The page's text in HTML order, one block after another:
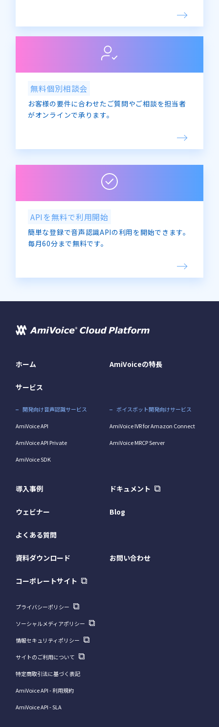
無料個別相談会
お客様の要件に合わせたご質問やご相談を担当者
がオンラインで承ります。
APIを無料で利用開始
簡単な登録で音声認識APIの利用を開始できます。
毎月60分まで無料です。
ホーム AmiVoiceの特長
サービス
開発向け音声認識サービス
AmiVoice API
AmiVoice API Private
AmiVoice SDK
ボイスボット開発向けサービス
AmiVoice IVR for Amazon Connect
AmiVoice MRCP Server
導入事例 ドキュメント
ウェビナー Blog
よくある質問
資料ダウンロード お問い合わせ
コーポレートサイト
プライバシーポリシー
ソーシャルメディアポリシー
情報セキュリティポリシー
サイトのご利用について
特定商取引法に基づく表記
AmiVoice API - 利用規約
AmiVoice API - SLA